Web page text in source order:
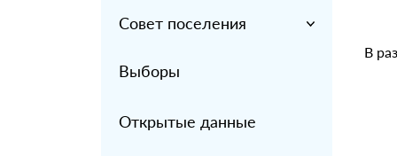
Совет поселения
Выборы
Открытые данные
В